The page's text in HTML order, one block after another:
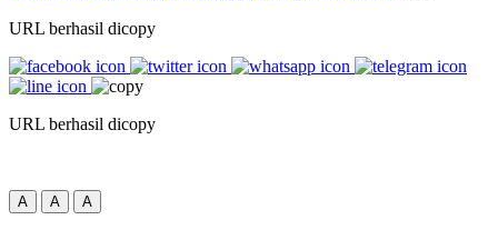
URL berhasil dicopy
URL berhasil dicopy
A A A